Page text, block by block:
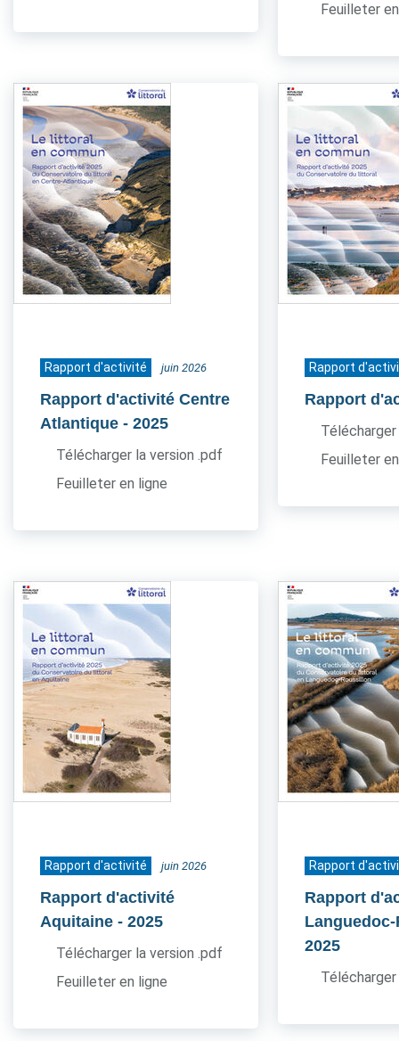
Feuilleter
Rapport d'activité juin 2026
Rapport d'activité Centre
Atlantique - 2025
Télécharger la version .pdf
Feuilleter en ligne
Rapport
Rapport
Feuilleter
Rapport d'activité juin 2026
Rapport d'activité
Aquitaine - 2025
Télécharger la version .pdf
Feuilleter en ligne
Rapport
Rapport
2025